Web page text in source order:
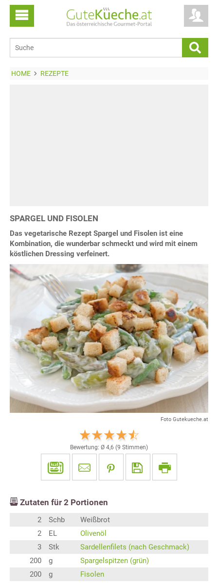
HOME REZEPTE
SPARGEL UND FISOLEN
Das vegetarische Rezept Spargel und Fisolen ist eine
Kombination, die wunderbar schmeckt und wird mit einem
köstlichen Dressing verfeinert.
Foto Gutekueche.at
Bewertung: Ø 4,6 (9 Stimmen)
Zutaten für 2 Portionen
2 Schb
Weißbrot
2
EL
Olivenöl
3
Stk
Sardellenfilets (nach Geschmack)
200
g
Spargelspitzen (grün)
200
g
Fisolen